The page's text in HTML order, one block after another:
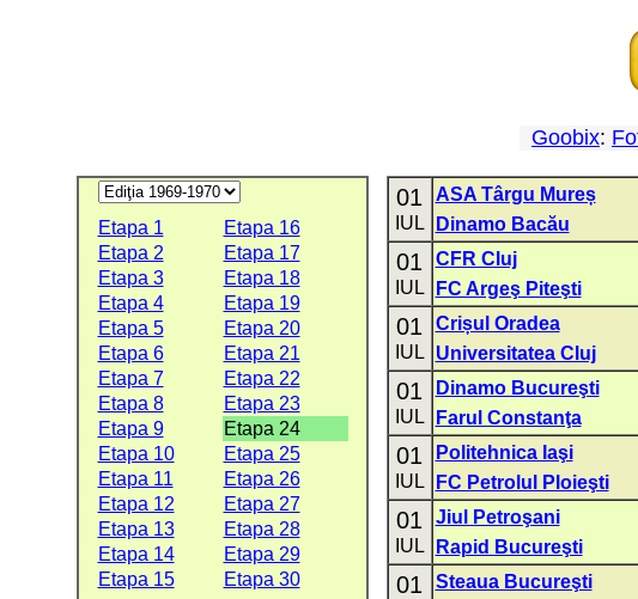
Goobix:
Etapa 1
Etapa 16
Etapa 2
Etapa 17
Etapa 3
Etapa 18
Etapa 4
Etapa 19
Etapa 5
Etapa 20
Etapa 6
Etapa 21
Etapa 7
Etapa 22
Etapa 8
Etapa 23
Etapa 9
Etapa 24
Etapa 10
Etapa 25
Etapa 11
Etapa 26
Etapa 12
Etapa 27
Etapa 13
Etapa 28
Etapa 14
Etapa 29
Etapa 15
Etapa 30
01
IUL
ASA Târgu Mureș
Dinamo Bacău
01
IUL
CFR Cluj
FC Argeş Piteşti
01
IUL
Crișul Oradea
Universitatea Cluj
01
IUL
Dinamo Bucureşti
Farul Constanţa
01
IUL
Politehnica Iaşi
FC Petrolul Ploieşti
01
IUL
Jiul Petroşani
Rapid Bucureşti
01 Steaua Bucureşti